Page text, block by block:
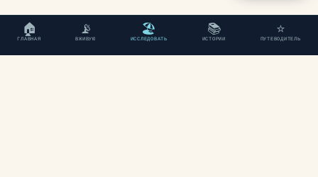
🏠
ГЛАВНАЯ
📡
ВЖИВУЮ
🏖
ИССЛЕДОВАТЬ
📚
ИСТОРИИ
⭐
ПУТЕВОДИТЕЛЬ